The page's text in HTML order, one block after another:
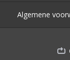
Algemene